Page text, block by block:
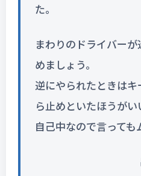
た。
まわりのドライバー
めましょう。
逆にやられたときは
ら止めといたほうがい
自己中なので言っても